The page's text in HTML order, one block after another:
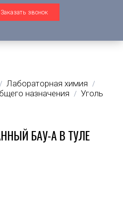
Заказать звонок
/ Лабораторная химия /
назначения / Уголь
БАУ-А В ТУЛЕ